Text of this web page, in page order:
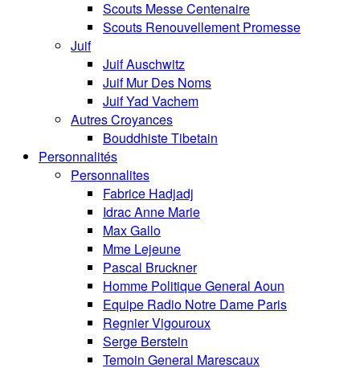
Scouts Messe Centenaire
Scouts Renouvellement Promesse
Juif
Juif Auschwitz
Juif Mur Des Noms
Juif Yad Vachem
Autres Croyances
Bouddhiste Tibetain
Personnalités
Personnalites
Fabrice Hadjadj
Idrac Anne Marie
Max Gallo
Mme Lejeune
Pascal Bruckner
Homme Politique General Aoun
Equipe Radio Notre Dame Paris
Regnier Vigouroux
Serge Berstein
Temoin General Marescaux